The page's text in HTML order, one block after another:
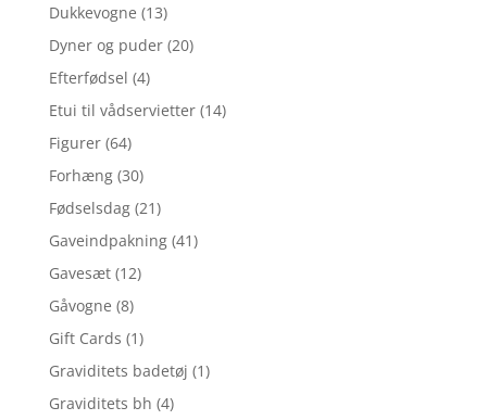
Dukkevogne (13)
Dyner og puder (20)
Efterfødsel (4)
Etui til vådservietter (14)
Figurer (64)
Forhæng (30)
Fødselsdag (21)
Gaveindpakning (41)
Gavesæt (12)
Gåvogne (8)
Gift Cards (1)
Graviditets badetøj (1)
Graviditets bh (4)